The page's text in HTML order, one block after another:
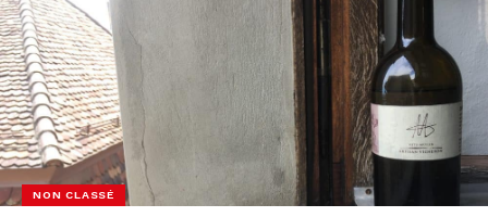
NON CLASSÉ